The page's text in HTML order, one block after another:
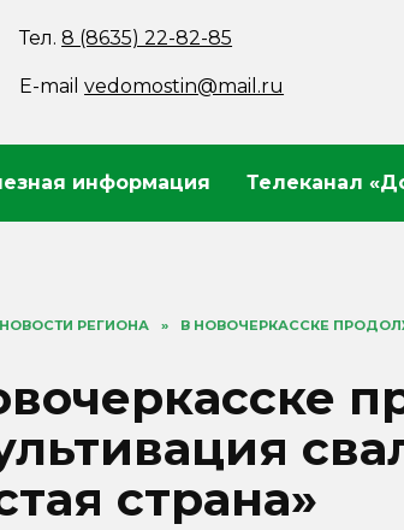
Тел.8 (8635) 22-82-85
E-mailvedomostin@mail.ru
информация Телеканал
НОВОСТИ РЕГИОНА » В НОВОЧЕРКАССКЕ
страна»